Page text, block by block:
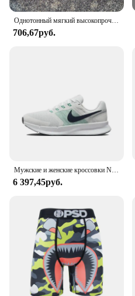
Однотонный мягкий высокопрочный женский бюстгальтер для фитнеса, обтягивающий спортивный топ, комплексное тренировочное белье для тренажерного зала и йоги, обтягивающее белье с нагрудной подушкой
706,67руб.
Мужские и женские кроссовки Nike Run Swift 3, удобная спортивная ткань для активного отдыха, амортизирующая одежда, синий, белый цвет
6 397,45руб.